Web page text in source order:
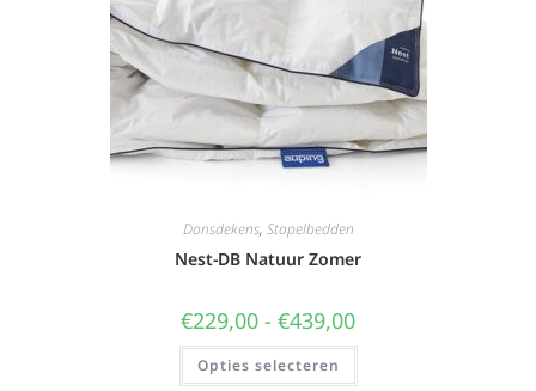
Donsdekens, Stapelbedden
Nest-DB Natuur Zomer
€229,00 - €439,00
Opties selecteren